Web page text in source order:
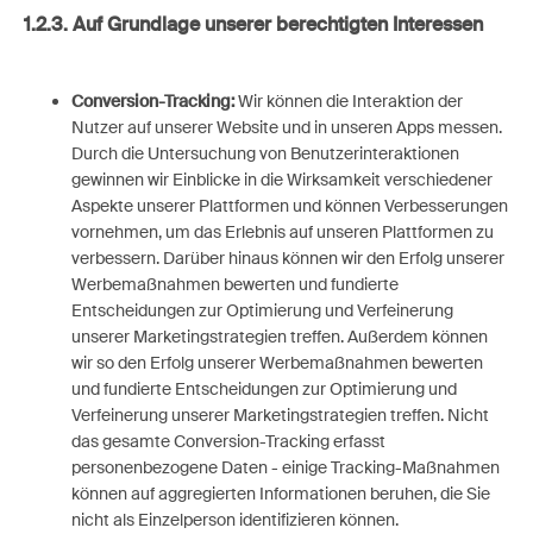
1.2.3. Auf Grundlage unserer berechtigten Interessen
Conversion-Tracking:Wir können die Interaktion der
Nutzer auf unserer Website und in unseren Apps messen.
Durch die Untersuchung von Benutzerinteraktionen
gewinnen wir Einblicke in die Wirksamkeit verschiedener
Aspekte unserer Plattformen und können Verbesserungen
vornehmen, um das Erlebnis auf unseren Plattformen zu
verbessern. Darüber hinaus können wir den Erfolg unserer
Werbemaßnahmen bewerten und fundierte
Entscheidungen zur Optimierung und Verfeinerung
unserer Marketingstrategien treffen. Außerdem können
wir so den Erfolg unserer Werbemaßnahmen bewerten
und fundierte Entscheidungen zur Optimierung und
Verfeinerung unserer Marketingstrategien treffen. Nicht
das gesamte Conversion-Tracking erfasst
personenbezogene Daten - einige Tracking-Maßnahmen
können auf aggregierten Informationen beruhen, die Sie
nicht als Einzelperson identifizieren können.